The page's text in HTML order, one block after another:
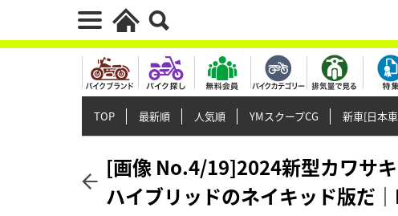
TOP 最新順 人気順 YMスクープCG 新車[日本
[画像 No.4/19]2024新型カワサ
ハイブリッドのネイキッド版だ｜